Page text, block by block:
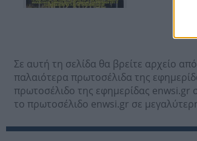
Σε αυτή τη σελίδα θα βρείτε αρχείο
παλαιότερα πρωτοσέλιδα της
πρωτοσέλιδο της εφημερίδας enwsi.gr
το πρωτοσέλιδο enwsi.gr σε